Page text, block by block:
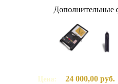
Дополнительные
Цена: 24 000,00 руб.